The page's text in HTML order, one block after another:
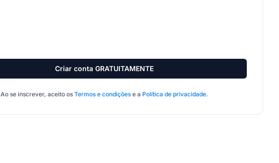
Criar conta GRATUITAMENTE
Ao se inscrever, aceito os Termos e condições e a Política de privacidade.